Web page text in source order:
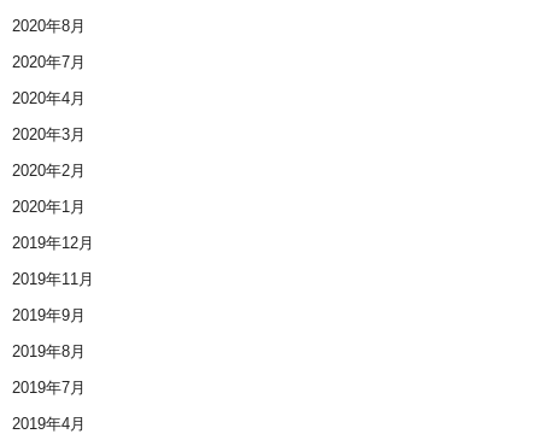
2020年8月
2020年7月
2020年4月
2020年3月
2020年2月
2020年1月
2019年12月
2019年11月
2019年9月
2019年8月
2019年7月
2019年4月